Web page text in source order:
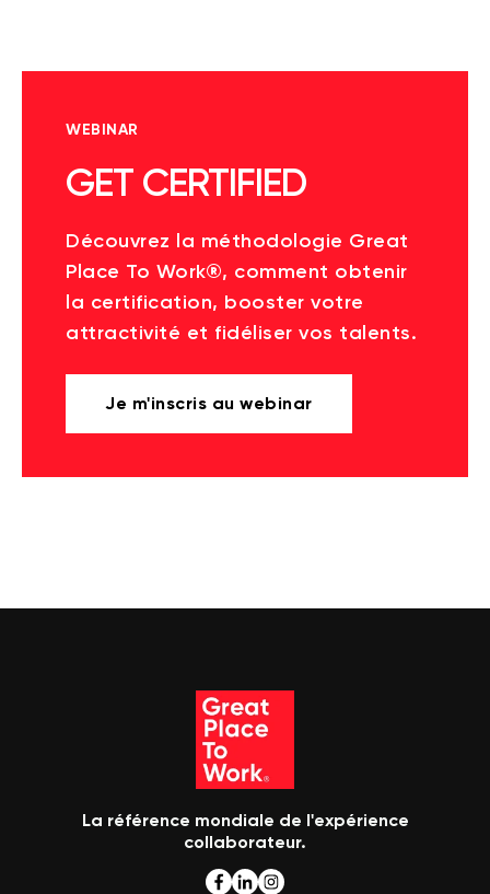
WEBINAR
GET CERTIFIED
Découvrez la méthodologie Great
Place To Work®, comment obtenir
la certification, booster votre
attractivité et fidéliser vos talents.
Je m'inscris au webinar
La référence mondiale de l'expérience
collaborateur.